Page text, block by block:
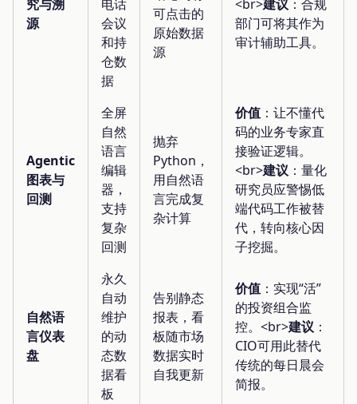
究与溯
源
电话
会议
和持
仓数
据
可点击的
原始数据
源
<br>建议 ：合规
部门可将其作为
审计辅助工具。
Agentic
图表与
回测
全屏
自然
语言
编辑
器，
支持
复杂
回测
抛弃
Python，
用自然语
言完成复
杂计算
价值 ：让不懂代
码的业务专家直
接验证逻辑。
<br>建议 ：量化
研究员应警惕低
端代码工作被替
代，转向核心因
子挖掘。
自然语
言仪表
盘
永久
自动
维护
的动
态数
据看
板
告别静态
报表，看
板随市场
数据实时
自我更新
价值 ：实现“活”
的投资组合监
控。<br>建议 ：
CIO可用此替代
传统的每日晨会
简报。